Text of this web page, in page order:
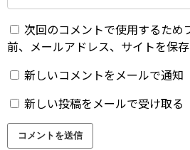
次回のコメントで使用するため
前、メールアドレス、サイトを保存
新しいコメントをメールで通知
新しい投稿をメールで受け取る